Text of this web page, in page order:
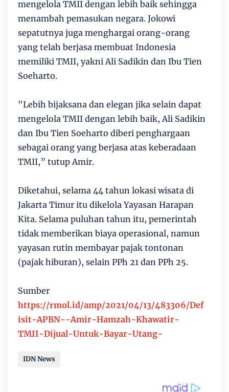
mengelola TMII dengan lebih baik sehingga
menambah pemasukan negara. Jokowi
sepatutnya juga menghargai orang-orang
yang telah berjasa membuat Indonesia
memiliki TMII, yakni Ali Sadikin dan Ibu Tien
Soeharto.
"Lebih bijaksana dan elegan jika selain dapat
mengelola TMII dengan lebih baik, Ali Sadikin
dan Ibu Tien Soeharto diberi penghargaan
sebagai orang yang berjasa atas keberadaan
TMII,” tutup Amir.
Diketahui, selama 44 tahun lokasi wisata di
Jakarta Timur itu dikelola Yayasan Harapan
Kita. Selama puluhan tahun itu, pemerintah
tidak memberikan biaya operasional, namun
yayasan rutin membayar pajak tontonan
(pajak hiburan), selain PPh 21 dan PPh 25.
Sumber
https://rmol.id/amp/2021/04/13/483306/Def
isit-APBN--Amir-Hamzah-Khawatir-
TMII-Dijual-Untuk-Bayar-Utang-
IDN News